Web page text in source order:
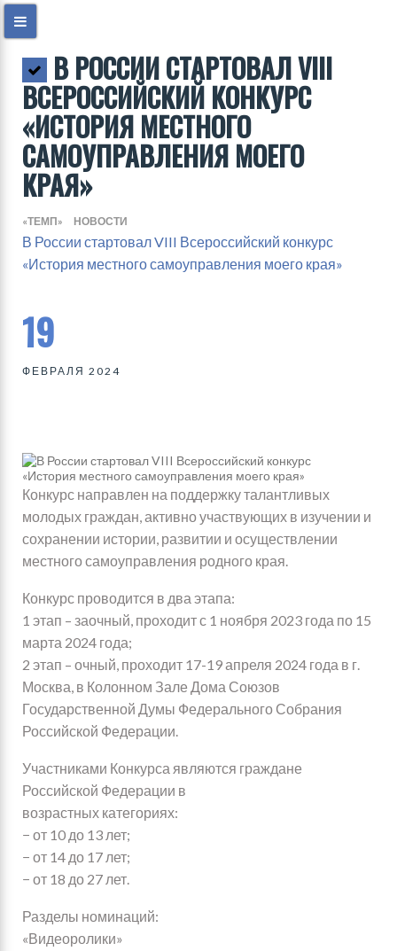
В РОССИИ СТАРТОВАЛ VIII
ВСЕРОССИЙСКИЙ КОНКУРС
«ИСТОРИЯ МЕСТНОГО
САМОУПРАВЛЕНИЯ МОЕГО
КРАЯ»
«ТЕМП» НОВОСТИ
В России стартовал VIII Всероссийский конкурс
«История местного самоуправления моего края»
19
ФЕВРАЛЯ 2024
Конкурс направлен на поддержку талантливых
молодых граждан, активно участвующих в изучении и
сохранении истории, развитии и осуществлении
местного самоуправления родного края.
Конкурс проводится в два этапа:
1 этап – заочный, проходит с 1 ноября 2023 года по 15
марта 2024 года;
2 этап – очный, проходит 17-19 апреля 2024 года в г.
Москва, в Колонном Зале Дома Союзов
Государственной Думы Федерального Собрания
Российской Федерации.
Участниками Конкурса являются граждане
Российской Федерации в
возрастных категориях:
− от 10 до 13 лет;
− от 14 до 17 лет;
− от 18 до 27 лет.
Разделы номинаций:
«Видеоролики»